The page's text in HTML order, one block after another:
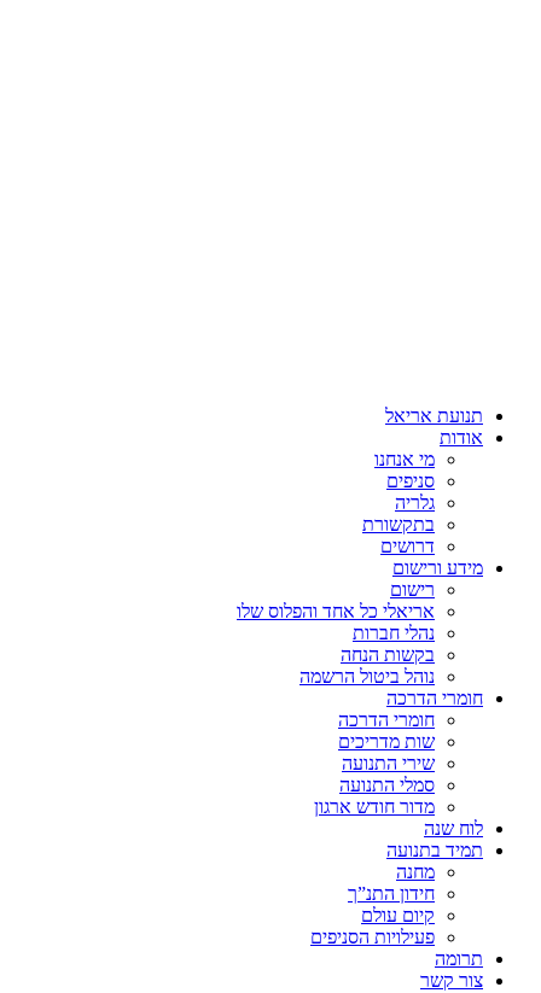
תנועת אריאל
אודות
מי אנחנו
סניפים
גלריה
בתקשורת
דרושים
מידע ורישום
רישום
אריאלי כל אחד והפלוס שלו
נהלי חברות
בקשות הנחה
נוהל ביטול הרשמה
חומרי הדרכה
חומרי הדרכה
שות מדריכים
שירי התנועה
סמלי התנועה
מדור חודש ארגון
לוח שנה
תמיד בתנועה
מחנה
חידון התנ”ך
קיום עולם
פעילויות הסניפים
תרומה
צור קשר